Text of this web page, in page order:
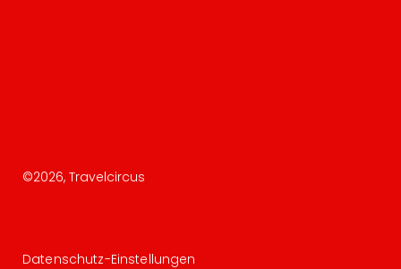
©2026, Travelcircus
Datenschutz-Einstellungen